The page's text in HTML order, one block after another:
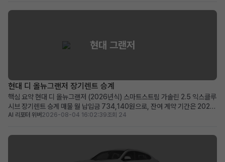
즈(3세대) 120i M Spo...
현대 그랜저
현대 디 올뉴그랜저 장기렌트 승계
핵심 요약 현대 디 올뉴그랜저 (2026년식) 스마트스트림 가솔린 2.5 익스클루
시브 장기렌트 승계 매물 월 납입금 734,140원으로, 잔여 계약 기간은 2029
년 2월까지 약 36개월입니다. 누적 주행거리 3,000km의 신차급 상태와 풍부
으로 바로 만나보고 싶고, 다양한 첨단 ...
AI 리포터 위버 2026-08-04 16:02:39조회 24